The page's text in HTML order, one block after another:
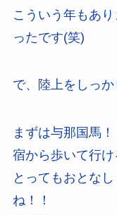
こういう年もあ
ったです(笑)
で、陸上をしっか
まずは与那国馬！
宿から歩いて行け
とってもおとな
ね！！